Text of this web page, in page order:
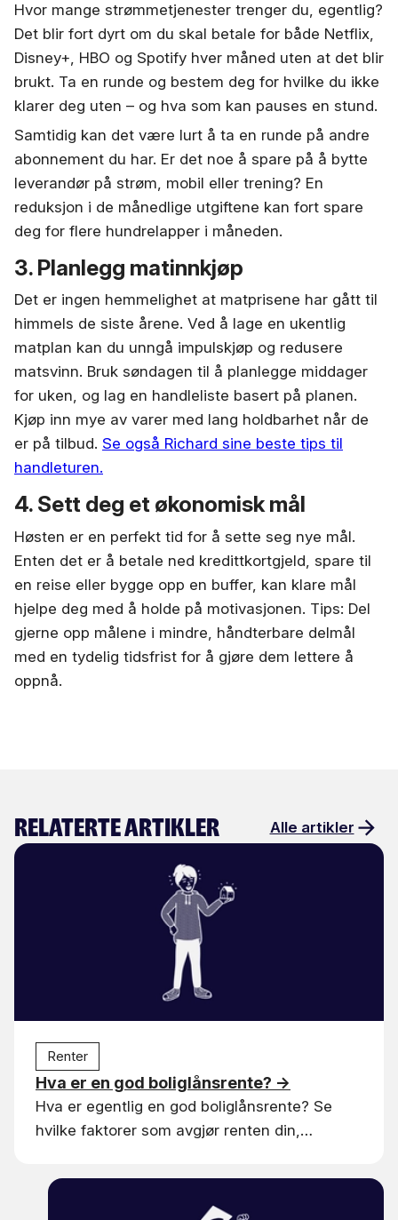
Hvor mange strømmetjenester trenger du, egentlig?
Det blir fort dyrt om du skal betale for både Netflix,
Disney+, HBO og Spotify hver måned uten at det blir
brukt. Ta en runde og bestem deg for hvilke du ikke
klarer deg uten – og hva som kan pauses en stund.
Samtidig kan det være lurt å ta en runde på andre
abonnement du har. Er det noe å spare på å bytte
leverandør på strøm, mobil eller trening? En
reduksjon i de månedlige utgiftene kan fort spare
deg for flere hundrelapper i måneden.
3. Planlegg matinnkjøp
Det er ingen hemmelighet at matprisene har gått til
himmels de siste årene. Ved å lage en ukentlig
matplan kan du unngå impulskjøp og redusere
matsvinn. Bruk søndagen til å planlegge middager
for uken, og lag en handleliste basert på planen.
Kjøp inn mye av varer med lang holdbarhet når de
er på tilbud. Se også Richard sine beste tips til
handleturen.
4. Sett deg et økonomisk mål
Høsten er en perfekt tid for å sette seg nye mål.
Enten det er å betale ned kredittkortgjeld, spare til
en reise eller bygge opp en buffer, kan klare mål
hjelpe deg med å holde på motivasjonen. Tips: Del
gjerne opp målene i mindre, håndterbare delmål
med en tydelig tidsfrist for å gjøre dem lettere å
oppnå.
Relaterte artikler Alle artikler
Renter
Hva er en god boliglånsrente? →
Hva er egentlig en god boliglånsrente? Se
hvilke faktorer som avgjør renten din,
hvordan du vet om du betaler for mye.